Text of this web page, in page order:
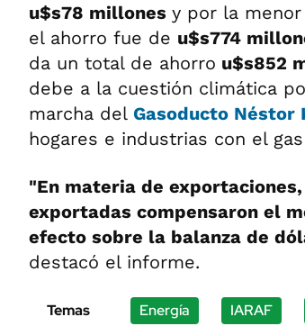
u$s78 millones y por la
el ahorro fue de u$s774
da un total de ahorro u$s852
debe a la cuestión climática
marcha del Gasoducto Néstor
hogares e industrias con el
"En materia de
exportadas compensaron el
efecto sobre la balanza de
destacó el informe.
Temas Energía IARAF